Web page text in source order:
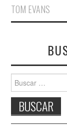
TOM EVANS
Buscar: